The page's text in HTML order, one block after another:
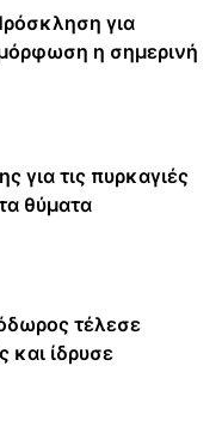
για
η σημερινή
για τις πυρκαγιές
θύματα
τέλεσε
και ίδρυσε